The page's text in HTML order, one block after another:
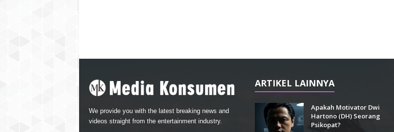
We provide you with the latest breaking news and
videos straight from the entertainment industry.
ARTIKEL LAINNYA
Apakah Motivator Dwi
Hartono (DH) Seorang
Psikopat?